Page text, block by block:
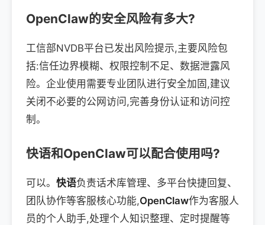
OpenClaw的安全风险有多大?
工信部NVDB平台已发出风险提示,主要风险包
括:信任边界模糊、权限控制不足、数据泄露风
险。企业使用需要专业团队进行安全加固,建议
关闭不必要的公网访问,完善身份认证和访问控
制。
快语和OpenClaw可以配合使用吗?
可以。 快语负责话术库管理、多平台快捷回复、
团队协作等客服核心功能,OpenClaw作为客服人
员的个人助手,处理个人知识整理、定时提醒等